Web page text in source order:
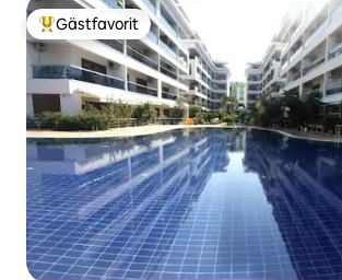
Populär gästfavorit
Gästfavorit